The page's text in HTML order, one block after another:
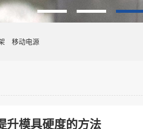
移动电源
升模具硬度的方法